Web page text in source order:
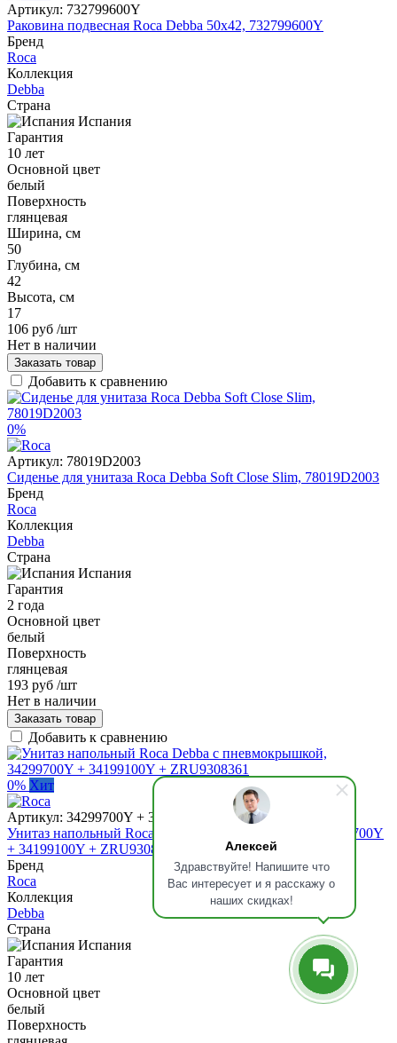
Алексей
Здравствуйте! Напишите что
Вас интересует и я расскажу о
наших скидках!
Артикул: 732799600Y
Раковина подвесная Roca Debba 50x42, 732799600Y
Бренд
Roca
Коллекция
Debba
Страна
Испания
Гарантия
10 лет
Основной цвет
белый
Поверхность
глянцевая
Ширина, см
50
Глубина, см
42
Высота, см
17
106 руб /шт
Нет в наличии
Заказать товар
Добавить к сравнению
0%
Артикул: 78019D2003
Сиденье для унитаза Roca Debba Soft Close Slim, 78019D2003
Бренд
Roca
Коллекция
Debba
Страна
Испания
Гарантия
2 года
Основной цвет
белый
Поверхность
глянцевая
193 руб /шт
Нет в наличии
Заказать товар
Добавить к сравнению
0% Хит
Артикул: 34299700Y + 34199100Y + ZRU9308361
Унитаз напольный Roca Debba с пневмокрышкой, 34299700Y
+ 34199100Y + ZRU9308361
Бренд
Roca
Коллекция
Debba
Страна
Испания
Гарантия
10 лет
Основной цвет
белый
Поверхность